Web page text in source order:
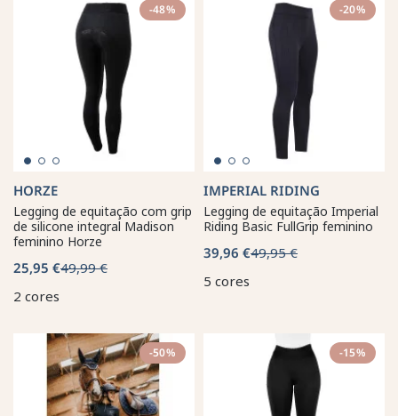
-48%
HORZE
Legging de equitação com grip
de silicone integral Madison
feminino Horze
25,95 €49,99 €
2 cores
-20%
IMPERIAL RIDING
Legging de equitação Imperial
Riding Basic FullGrip feminino
39,96 €49,95 €
5 cores
-50% -15%